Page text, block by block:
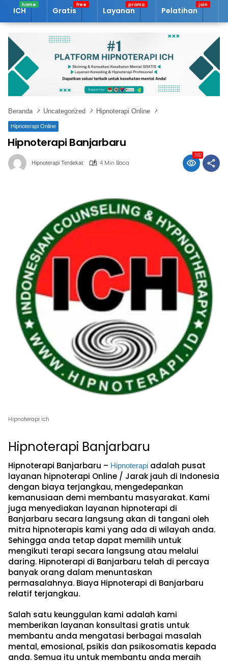
Langsung
konten
ICH Gratis Layanan Pelatihan
Beranda Uncategorized Hipnoterapi Online
Hipnoterapi Online
Hipnoterapi Banjarbaru
Hipnoterapi Terdekat 4 Min Baca
382
Hipnoterapi ich
Hipnoterapi Banjarbaru
Hipnoterapi Banjarbaru – Hipnoterapi adalah pusat
layanan hipnoterapi Online / Jarak jauh di Indonesia
dengan biaya terjangkau, mengedepankan
kemanusiaan demi membantu masyarakat. Kami
juga menyediakan layanan hipnoterapi di
Banjarbaru secara langsung akan di tangani oleh
mitra hipnoterapis kami yang ada di wilayah anda.
Sehingga anda tetap dapat memilih untuk
mengikuti terapi secara langsung atau melalui
daring. Hipnoterapi di Banjarbaru telah di percaya
banyak orang dalam menuntaskan
permasalahnya. Biaya Hipnoterapi di Banjarbaru
relatif terjangkau.
Salah satu keunggulan kami adalah kami
memberikan layanan konsultasi gratis untuk
membantu anda mengatasi berbagai masalah
mental, emosional, psikis dan psikosomatis kepada
anda. Semua itu untuk membantu anda meraih